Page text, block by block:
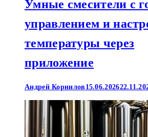
Умные смесители с
управлением и
температуры через
приложение
Андрей Корнилов 15.06.2026